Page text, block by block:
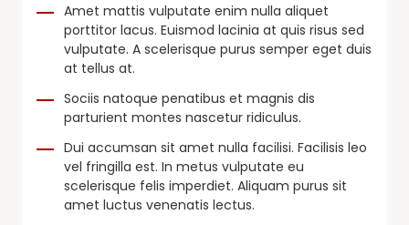
Amet mattis vulputate enim nulla aliquet
porttitor lacus. Euismod lacinia at quis risus sed
vulputate. A scelerisque purus semper eget duis
at tellus at.
Sociis natoque penatibus et magnis dis
parturient montes nascetur ridiculus.
Dui accumsan sit amet nulla facilisi. Facilisis leo
vel fringilla est. In metus vulputate eu
scelerisque felis imperdiet. Aliquam purus sit
amet luctus venenatis lectus.